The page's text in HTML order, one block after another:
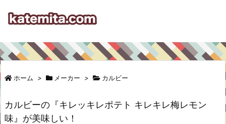
ホーム > メーカー > カルビー
カルビーの『キレッキレポテト キレキレ梅レモン
味』が美味しい！